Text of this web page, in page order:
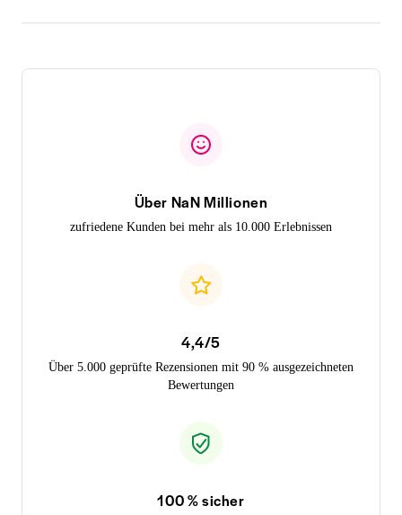
Über NaN Millionen
zufriedene Kunden bei mehr als 10.000 Erlebnissen
4,4/5
Über 5.000 geprüfte Rezensionen mit 90 % ausgezeichneten
Bewertungen
100 % sicher